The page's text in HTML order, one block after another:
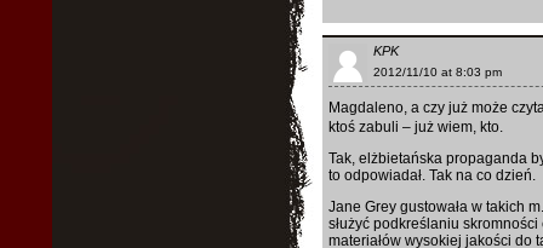
KPK
2012/11/10 at 8:03 pm
Magdaleno, a czy już może
ktoś zabuli – już wiem, kto.
Tak, elżbietańska propaganda
to odpowiadał. Tak na co dzień.
Jane Grey gustowała w takich
służyć podkreślaniu
materiałów wysokiej jakości do